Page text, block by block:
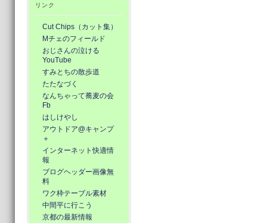
リンク
Cut Chips（カット集）
Mチェのフィールド
おじさんの泣ける
YouTube
すみとちの散歩道
たたなづく
なんちゃって蕎麦の会
Fb
はしけやし
アウトドア@キャンプ
＋
インターネット快適情
報
ブログヘッダー画像無
料
ワク枠テーブル素材
中間平に行こう
京都の最新情報